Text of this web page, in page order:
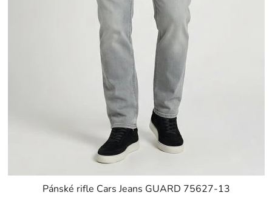
Pánské rifle Cars Jeans GUARD 75627-13